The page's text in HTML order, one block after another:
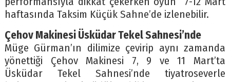
haftasında Taksim Küçük Sahne’de izlenebilir.
Çehov Makinesi Üsküdar Tekel Sahnesi’nde
Müge Gürman’ın dilimize çevirip aynı zamanda
yönettiği Çehov Makinesi 7, 9 ve 11 Mart’ta
Üsküdar Tekel Sahnesi’nde tiyatroseverle